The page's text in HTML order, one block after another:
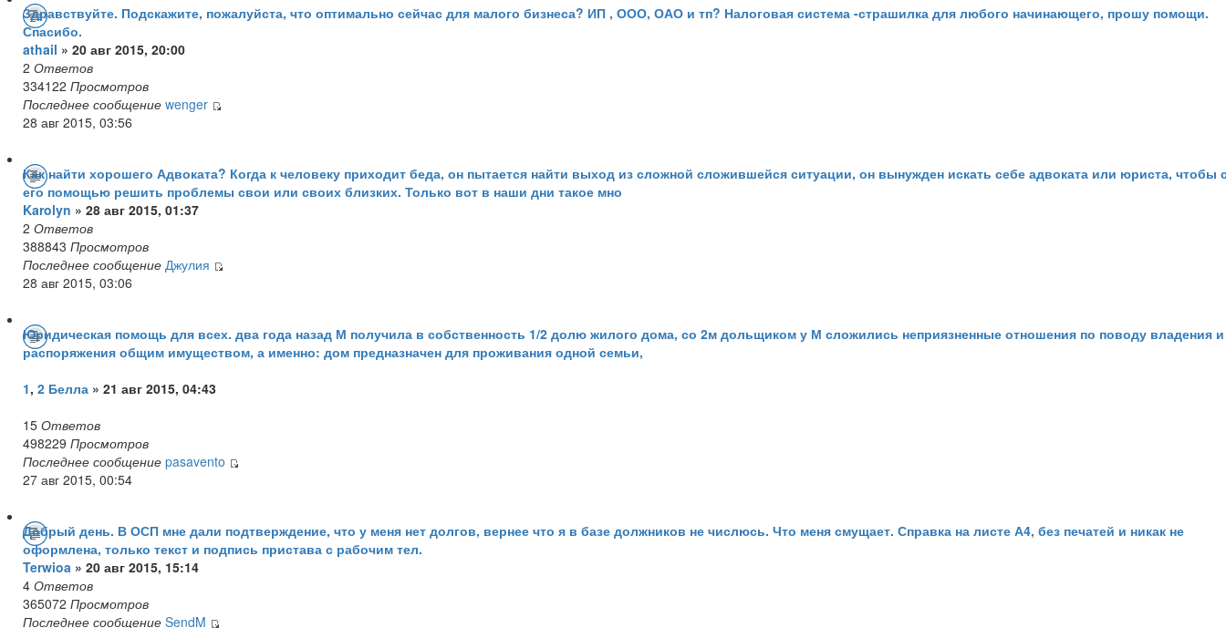
Здравствуйте. Подскажите, пожалуйста, что оптимально сейчас для малого бизнеса? ИП , ООО, ОАО и тп? Налоговая система -страшилка для любого начинающего, прошу помощи.
Спасибо.
athail » 20 авг 2015, 20:00
2 Ответов
334122 Просмотров
Последнее сообщение wenger
28 авг 2015, 03:56
Как найти хорошего Адвоката? Когда к человеку приходит беда, он пытается найти выход из сложной сложившейся ситуации, он вынужден искать себе адвоката или юриста, чтобы
его помощью решить проблемы свои или своих близких. Только вот в наши дни такое мно
Karolyn » 28 авг 2015, 01:37
2 Ответов
388843 Просмотров
Последнее сообщение Джулия
28 авг 2015, 03:06
Юридическая помощь для всех. два года назад М получила в собственность 1/2 долю жилого дома, со 2м дольщиком у М сложились неприязненные отношения по поводу владения и
распоряжения общим имуществом, а именно: дом предназначен для проживания одной семьи,
1, 2 Белла » 21 авг 2015, 04:43
15 Ответов
498229 Просмотров
Последнее сообщение pasavento
27 авг 2015, 00:54
Добрый день. В ОСП мне дали подтверждение, что у меня нет долгов, вернее что я в базе должников не числюсь. Что меня смущает. Справка на листе А4, без печатей и никак не
оформлена, только текст и подпись пристава с рабочим тел.
Terwioa » 20 авг 2015, 15:14
4 Ответов
365072 Просмотров
Последнее сообщение SendM